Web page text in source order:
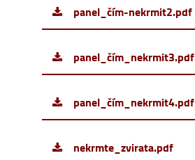
panel_čím-nekrmit2.pdf
panel_čím_nekrmit3.pdf
panel_čím_nekrmit4.pdf
nekrmte_zvirata.pdf